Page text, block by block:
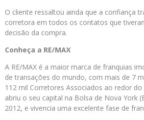
O cliente ressaltou ainda que a confiança
corretora em todos os contatos que
decisão da compra.
Conheça a RE/MAX
A RE/MAX é a maior marca de franquias
de transações do mundo, com mais de 7
112 mil Corretores Associados ao redor
abriu o seu capital na Bolsa de Nova York
2012, e vivencia uma excelente fase de